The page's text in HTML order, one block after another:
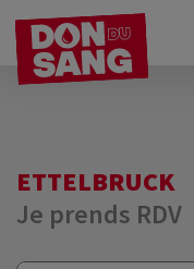
ETTELBRUCK
Je prends RDV